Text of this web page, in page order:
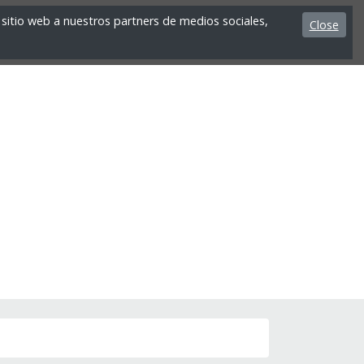
Close
web a nuestros partners de medios sociales,
Vademecum España